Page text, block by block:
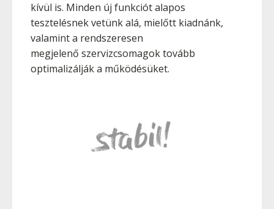
kívül is. Minden új funkciót alapos
tesztelésnek vetünk alá, mielőtt kiadnánk,
valamint a rendszeresen
megjelenő szervizcsomagok tovább
optimalizálják a működésüket.